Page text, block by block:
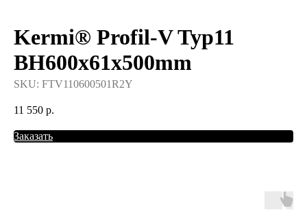
Kermi® Profil-V Typ11
BH600x61x500mm
SKU: FTV110600501R2Y
11 550 р.
Заказать